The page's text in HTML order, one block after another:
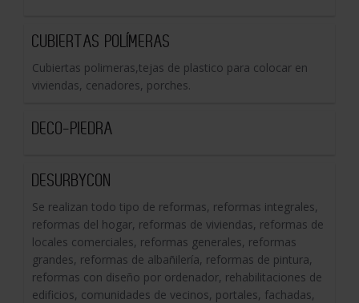
CUBIERTAS POLÍMERAS
Cubiertas polimeras,tejas de plastico para colocar en
viviendas, cenadores, porches.
DECO-PIEDRA
DESURBYCON
Se realizan todo tipo de reformas, reformas integrales,
reformas del hogar, reformas de viviendas, reformas de
locales comerciales, reformas generales, reformas
grandes, reformas de albañilería, reformas de pintura,
reformas con diseño por ordenador, rehabilitaciones de
edificios, comunidades de vecinos, portales, fachadas,